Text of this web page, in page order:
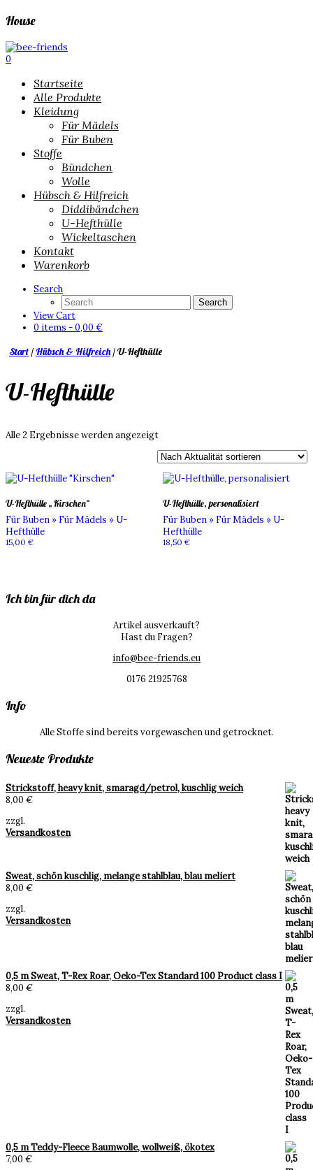
House
0
Startseite
Alle Produkte
Kleidung
Für Mädels
Für Buben
Stoffe
Bündchen
Wolle
Hübsch & Hilfreich
Diddibändchen
U-Hefthülle
Wickeltaschen
Kontakt
Warenkorb
Search
View Cart
0 items -0,00 €
Start / Hübsch & Hilfreich/ U-Hefthülle
U-Hefthülle
Alle 2 Ergebnisse werden angezeigtNach
sortiert
U-Hefthülle „Kirschen“
Für Buben » Für Mädels » U-
Hefthülle
15,00 €
U-Hefthülle, personalisiert
Für Buben » Für Mädels » U-
Hefthülle
18,50 €
Ich bin für dich da
Artikel ausverkauft?
Hast du Fragen?
info@bee-friends.eu
0176 21925768
Info
Alle Stoffe sind bereits vorgewaschen und getrocknet.
Neueste Produkte
Strickstoff, heavy knit, smaragd/petrol, kuschlig weich
8,00 €
zzgl.
Versandkosten
Sweat, schön kuschlig, melange stahlblau, blau meliert
8,00 €
zzgl.
Versandkosten
0,5 m Sweat, T-Rex Roar, Oeko-Tex Standard 100 Product class I
8,00 €
zzgl.
Versandkosten
0,5 m Teddy-Fleece Baumwolle, wollweiß, ökotex
7,00 €